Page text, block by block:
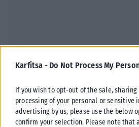
Karfitsa - Do Not Process My
If you wish to opt-out of the sale,
processing of your personal or
advertising by us, please use the below
confirm your selection. Please note that
Αυτοψία Λίνας Μενδώνη στα
Η υπουργός Πολιτισμού, Λίνα Μενδώνη,
5 Αυγούστου, το απόγευμα, αυτοψία στην
προκειμένου να...